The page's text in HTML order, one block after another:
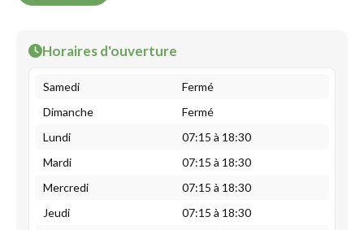
Horaires d'ouverture
Samedi
Fermé
Dimanche
Fermé
Lundi
07:15 à 18:30
Mardi
07:15 à 18:30
Mercredi
07:15 à 18:30
Jeudi
07:15 à 18:30